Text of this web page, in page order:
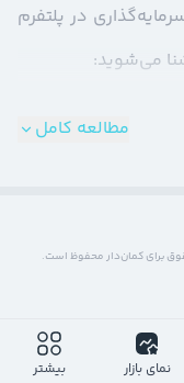
در پلتفرم
می‌شوید:
مطالعه کامل
برای کمان‌دار محفوظ است.
نمای بازار بیشتر